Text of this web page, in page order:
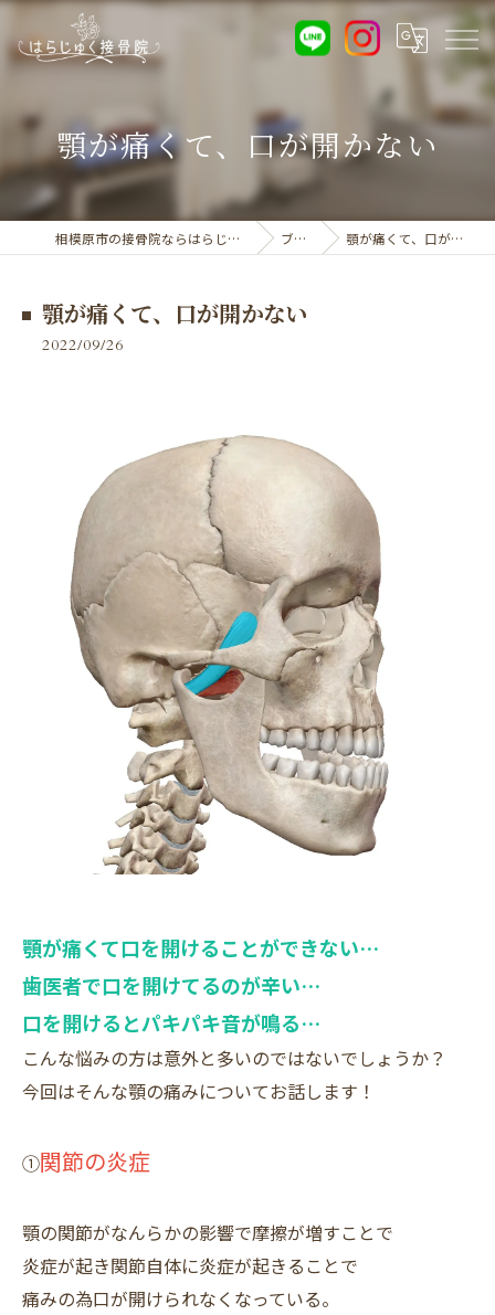
顎が痛くて、口が開かない
相模原市の接骨院ならはらじゅく接骨院 ブログ 顎が痛くて、口が開かない
顎が痛くて、口が開かない
2022/09/26
顎が痛くて口を開けることができない…
歯医者で口を開けてるのが辛い…
口を開けるとパキパキ音が鳴る…
こんな悩みの方は意外と多いのではないでしょうか？
今回はそんな顎の痛みについてお話します！
①関節の炎症
顎の関節がなんらかの影響で摩擦が増すことで
炎症が起き関節自体に炎症が起きることで
痛みの為口が開けられなくなっている。